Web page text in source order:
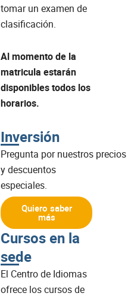
tomar un examen de
clasificación.
Al momento de la
matricula estarán
disponibles todos los
horarios.
Inversión
Pregunta por nuestros precios
ydescuentos
especiales.
Quiero saber
más
Cursos en la
sede
El Centro de Idiomas
ofrece los cursos de